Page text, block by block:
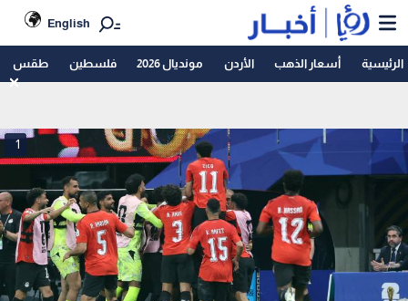
English
الرئيسية أسعار الذهب الأردن مونديال 2026 فلسطين طقس
1